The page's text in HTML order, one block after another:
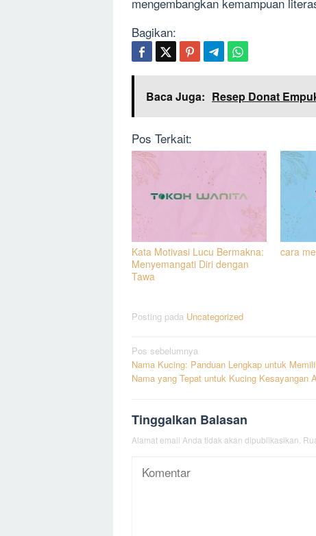
Bagikan:
Baca Juga: Resep Donat
Pos Terkait:
Kata Motivasi Lucu Bermakna:
Menyemangati Diri dengan
Tawa
cara
Posting pada Uncategorized
Navigasi
pos
Pos sebelumnya
Nama Kucing: Panduan Lengkap untuk
Nama yang Tepat untuk Kucing Kesayangan
Tinggalkan Balasan
Alamat email Anda tidak akan dipublikasikan.